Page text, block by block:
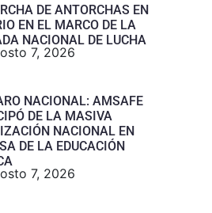
DE ANTORCHAS EN
EN EL MARCO DE LA
NACIONAL DE LUCHA
7, 2026
NACIONAL: AMSAFE
DE LA MASIVA
NACIONAL EN
DE LA EDUCACIÓN
7, 2026